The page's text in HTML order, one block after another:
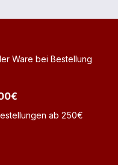
Ware bei Bestellung
ab 250€